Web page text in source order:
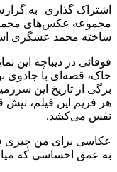
اشتراک گذاری
به
مجموعه عکس‌های محمد
ساخته محمد عسگری
فوقانی در دیباچه این
خاک، قصه‌ای با جادوی
برگی از تاریخ این
هر فریم این فیلم،
نفس می‌کشد.
عکاسی برای من چیزی
به عمق احساسی که